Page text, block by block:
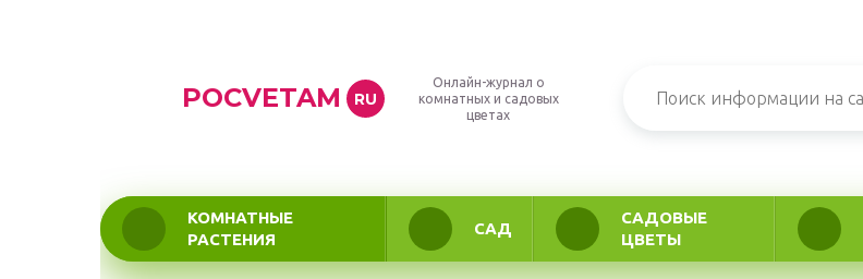
POCVETAM RU
Онлайн-журнал о
комнатных и садовых
цветах
КОМНАТНЫЕ
РАСТЕНИЯ
САД
САДОВЫЕ
ЦВЕТЫ